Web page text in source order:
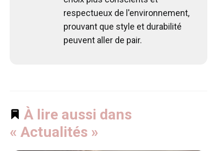
respectueux de l'environnement,
prouvant que style et durabilité
peuvent aller de pair.
À lire aussi dans
« Actualités »